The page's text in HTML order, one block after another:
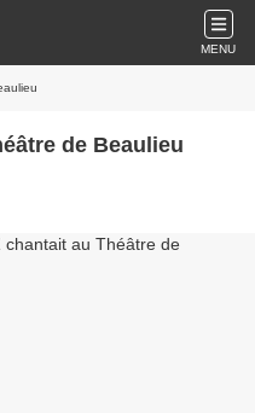
MENU
de Beaulieu